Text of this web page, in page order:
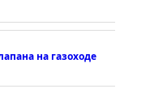
на газоходе